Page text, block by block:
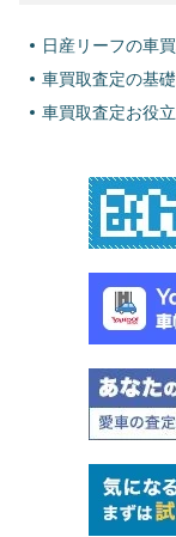
日産リーフの車
車買取査定の基
車買取査定お役